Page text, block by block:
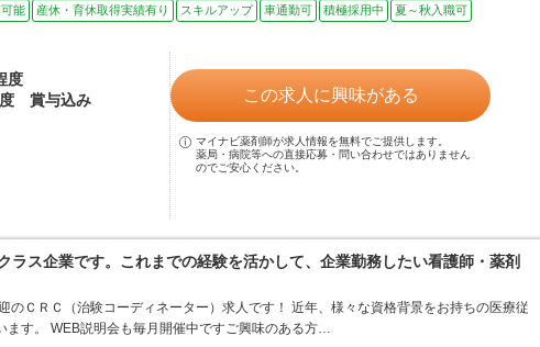
能 産休・育休取得実績有り スキルアップ 車通勤可 積極採用中
夏～秋入職可
度
度 賞与込み
この求人に興味がある
マイナビ薬剤師が求人情報を無料でご提供します。
薬局・病院等への直接応募・問い合わせではありません
のでご安心ください。
ラス企業です。これまでの経験を活かして、企業勤務したい看護師・薬剤
のＣＲＣ（治験コーディネーター）求人です！ 近年、様々な資格背景をお持ちの医療従
ます。 WEB説明会も毎月開催中ですご興味のある方…